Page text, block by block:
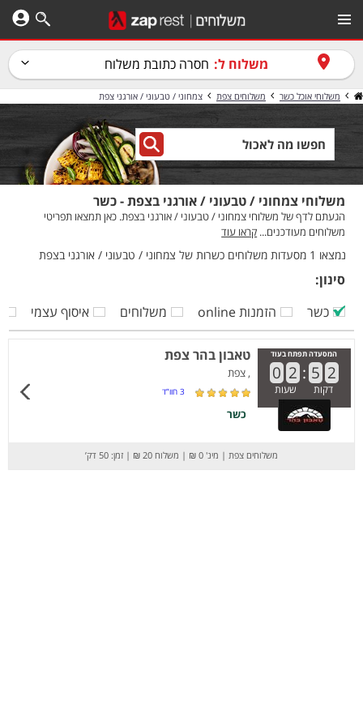
משלוח ל: חסרה כתובת משלוח
משלוחי אוכל כשר משלוחים צפת צמחוני / טבעוני / אורגני צפת
משלוחי צמחוני / טבעוני / אורגני בצפת - כשר
הגעתם לדף של משלוחי צמחוני / טבעוני / אורגני בצפת. כאן תמצאו תפריטי
משלוחים מעודכנים... קראו עוד
נמצאו 1 מסעדות משלוחים כשרות של צמחוני / טבעוני / אורגני בצפת
סינון:
כשר
הזמנות online משלוחים איסוף עצמי
המסעדה תפתח בעוד
0 2 : 5 2
דקות שעות
טאבון בהר צפת
, צפת
3 חוו”ד
כשר
משלוחים צפת | מינ' 0 ₪ | משלוח 20 ₪ | זמן: 50 דק’